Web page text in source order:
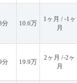
分 10.6万
1ヶ月 / -1ヶ
月
分 19.9万
2ヶ月 /-2ヶ
月